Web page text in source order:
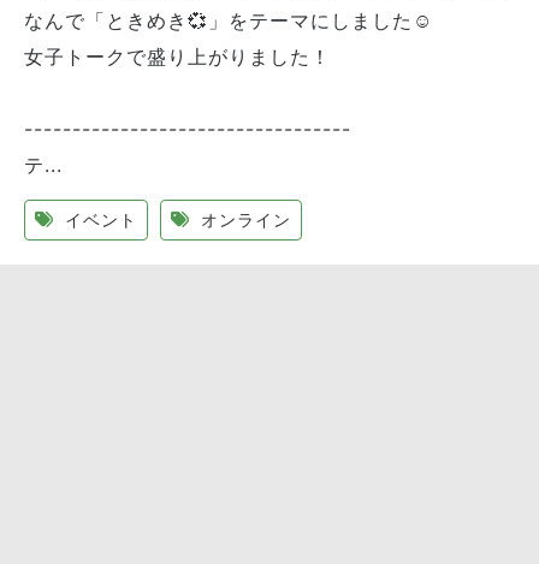
なんで「ときめき💞」をテーマにしました☺️
女子トークで盛り上がりました！
----------------------------------
テ...
イベント オンライン